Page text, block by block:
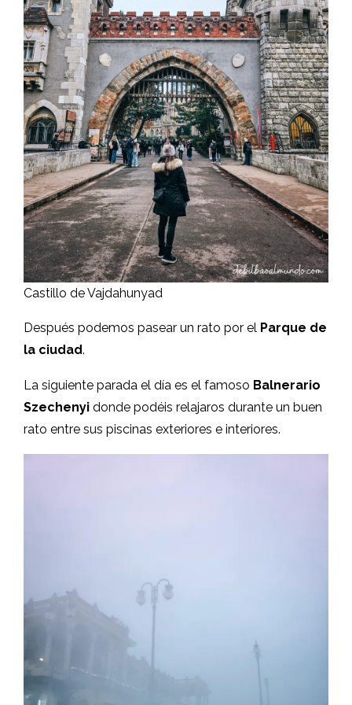
Castillo de Vajdahunyad
Después podemos pasear un rato por el Parque de
la ciudad.
La siguiente parada el día es el famoso Balnerario
Szechenyi donde podéis relajaros durante un buen
rato entre sus piscinas exteriores e interiores.